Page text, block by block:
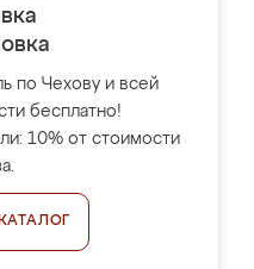
по Чехову и всей
бесплатно!
10% от стоимости